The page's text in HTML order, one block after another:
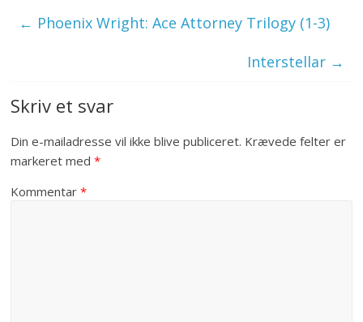
← Phoenix Wright: Ace Attorney Trilogy (1-3)
Interstellar →
Skriv et svar
Din e-mailadresse vil ikke blive publiceret. Krævede felter er
markeret med*
Kommentar*